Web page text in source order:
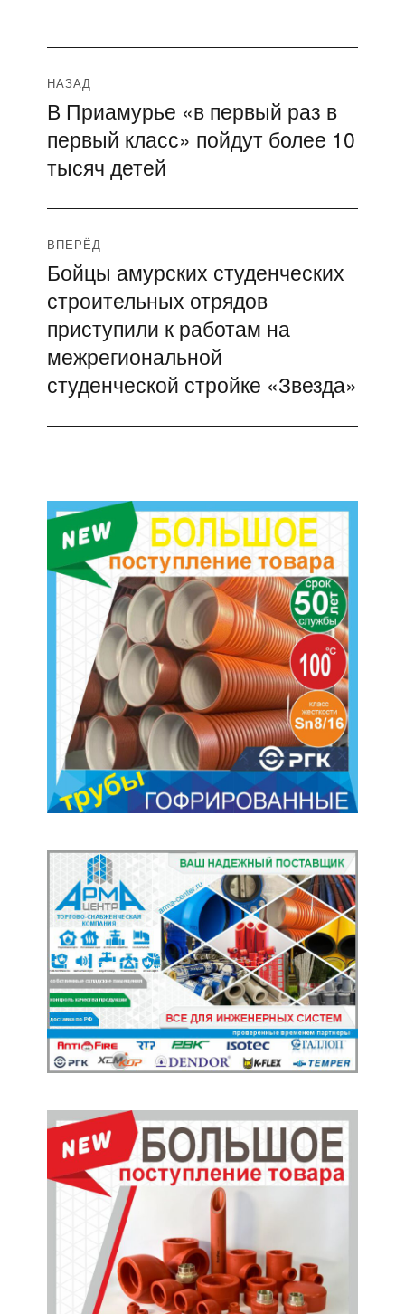
Навигация
по
записям
НАЗАД
Предыдущая
запись:
В Приамурье «в первый раз в
первый класс» пойдут более 10
тысяч детей
ВПЕРЁД
Следующая
запись:
Бойцы амурских студенческих
строительных отрядов
приступили к работам на
межрегиональной
студенческой стройке «Звезда»